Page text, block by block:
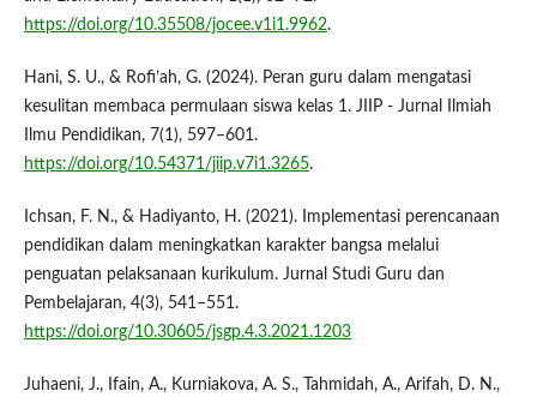
https://doi.org/10.35508/jocee.v1i1.9962.
Hani, S. U., & Rofi’ah, G. (2024). Peran guru dalam mengatasi
kesulitan membaca permulaan siswa kelas 1. JIIP - Jurnal Ilmiah
Ilmu Pendidikan, 7(1), 597–601.
https://doi.org/10.54371/jiip.v7i1.3265.
Ichsan, F. N., & Hadiyanto, H. (2021). Implementasi perencanaan
pendidikan dalam meningkatkan karakter bangsa melalui
penguatan pelaksanaan kurikulum. Jurnal Studi Guru dan
Pembelajaran, 4(3), 541–551.
https://doi.org/10.30605/jsgp.4.3.2021.1203
Juhaeni, J., Ifain, A., Kurniakova, A. S., Tahmidah, A., Arifah, D. N.,